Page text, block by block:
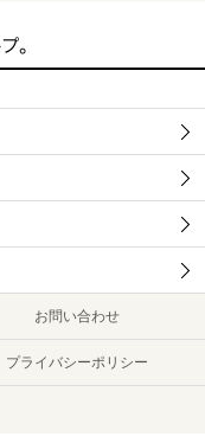
お問い合わせ
プライバシーポリシー